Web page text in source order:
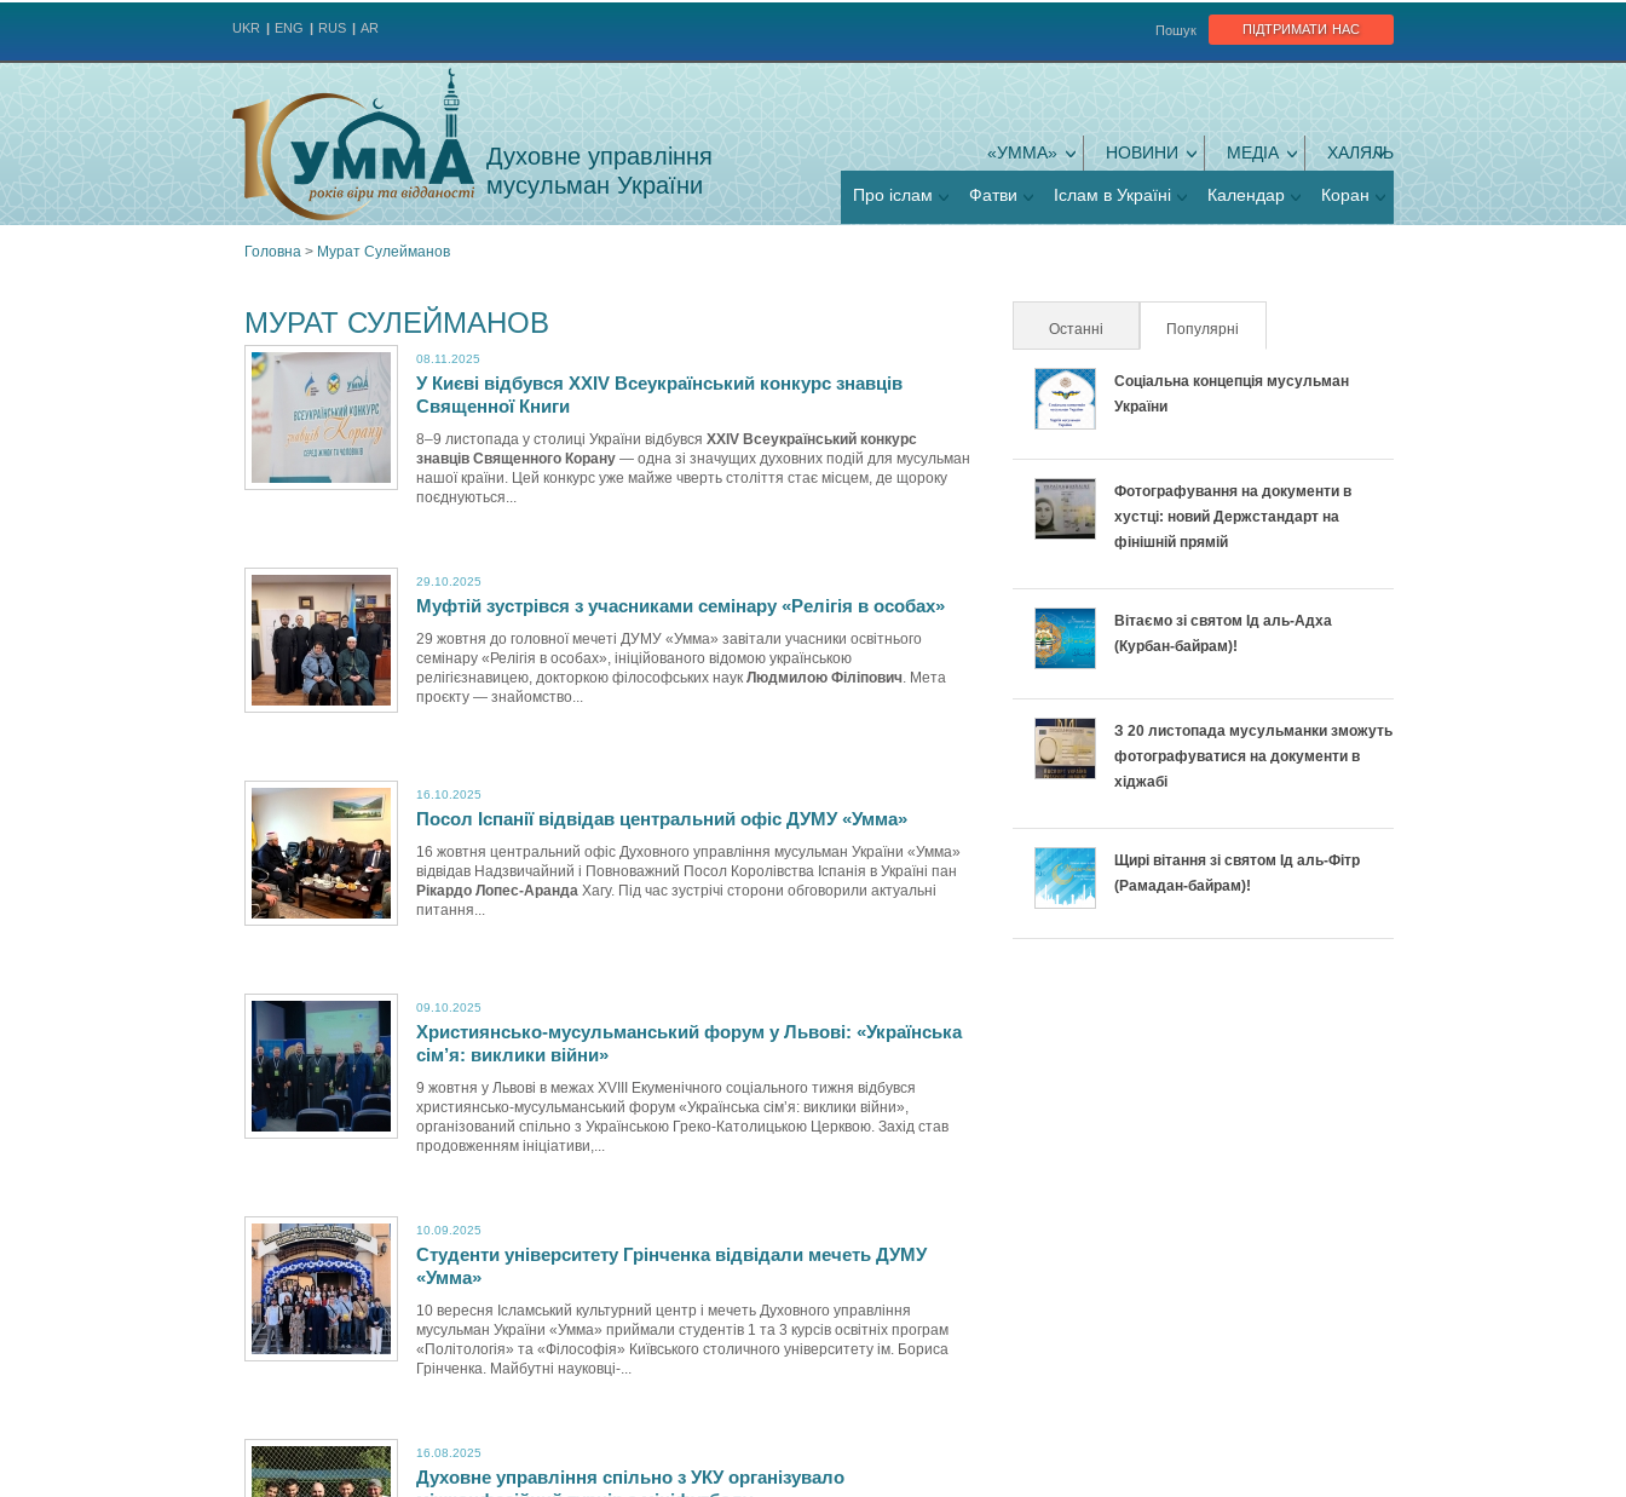
підтримати нас
Пошук
UKR ENG RUS AR
Духовне управління
мусульман України
«УММА» НОВИНИ МЕДІА ХАЛЯЛЬ
Про іслам Фатви Іслам в Україні Календар Коран
є
тут
Головна > Мурат Сулейманов
МУРАТ СУЛЕЙМАНОВ
08.11.2025
У Києві відбувся XXIV Всеукраїнський конкурс знавців
Священної Книги
8–9 листопада у столиці України відбувся XXIV Всеукраїнський конкурс
знавців Священного Корану — одна зі значущих духовних подій для мусульман
нашої країни. Цей конкурс уже майже чверть століття стає місцем, де щороку
поєднуються...
29.10.2025
Муфтій зустрівся з учасниками семінару «Релігія в особах»
29 жовтня до головної мечеті ДУМУ «Умма» завітали учасники освітнього
семінару «Релігія в особах», ініційованого відомою українською
релігієзнавицею, докторкою філософських наук Людмилою Філіпович. Мета
проєкту — знайомство...
16.10.2025
Посол Іспанії відвідав центральний офіс ДУМУ «Умма»
16 жовтня центральний офіс Духовного управління мусульман України «Умма»
відвідав Надзвичайний і Повноважний Посол Королівства Іспанія в Україні пан
Рікардо Лопес-Аранда Хагу. Під час зустрічі сторони обговорили актуальні
питання...
09.10.2025
Християнсько-мусульманський форум у Львові: «Українська
сім’я: виклики війни»
9 жовтня у Львові в межах XVIII Екуменічного соціального тижня відбувся
християнсько-мусульманський форум «Українська сімʼя: виклики війни»,
організований спільно з Українською Греко-Католицькою Церквою. Захід став
продовженням ініціативи,...
10.09.2025
Студенти університету Грінченка відвідали мечеть ДУМУ
«Умма»
10 вересня Ісламський культурний центр і мечеть Духовного управління
мусульман України «Умма» приймали студентів 1 та 3 курсів освітніх програм
«Політологія» та «Філософія» Київського столичного університету ім. Бориса
Грінченка. Майбутні науковці-...
16.08.2025
Духовне управління спільно з УКУ організувало
Останні Популярні
Соціальна концепція мусульман
України
Фотографування на документи в
хустці: новий Держстандарт на
фінішній прямій
Вітаємо зі святом Ід аль-Адха
(Курбан-байрам)!
З 20 листопада мусульманки зможуть
фотографуватися на документи в
хіджабі
Щирі вітання зі святом Ід аль-Фітр
(Рамадан-байрам)!